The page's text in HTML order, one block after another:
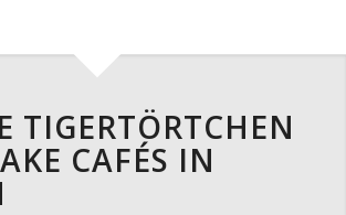
TIGERTÖRTCHEN
CAFÉS IN